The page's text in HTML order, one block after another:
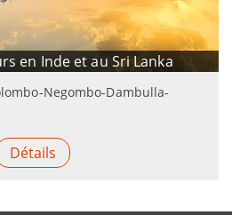
en Inde et au Sri Lanka
Negombo-Dambulla-
Détails